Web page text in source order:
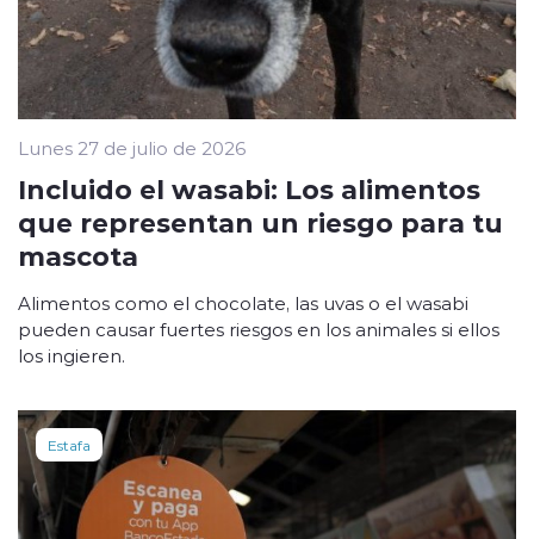
Lunes 27 de julio de 2026
Incluido el wasabi: Los alimentos
que representan un riesgo para tu
mascota
Alimentos como el chocolate, las uvas o el wasabi
pueden causar fuertes riesgos en los animales si ellos
los ingieren.
Estafa